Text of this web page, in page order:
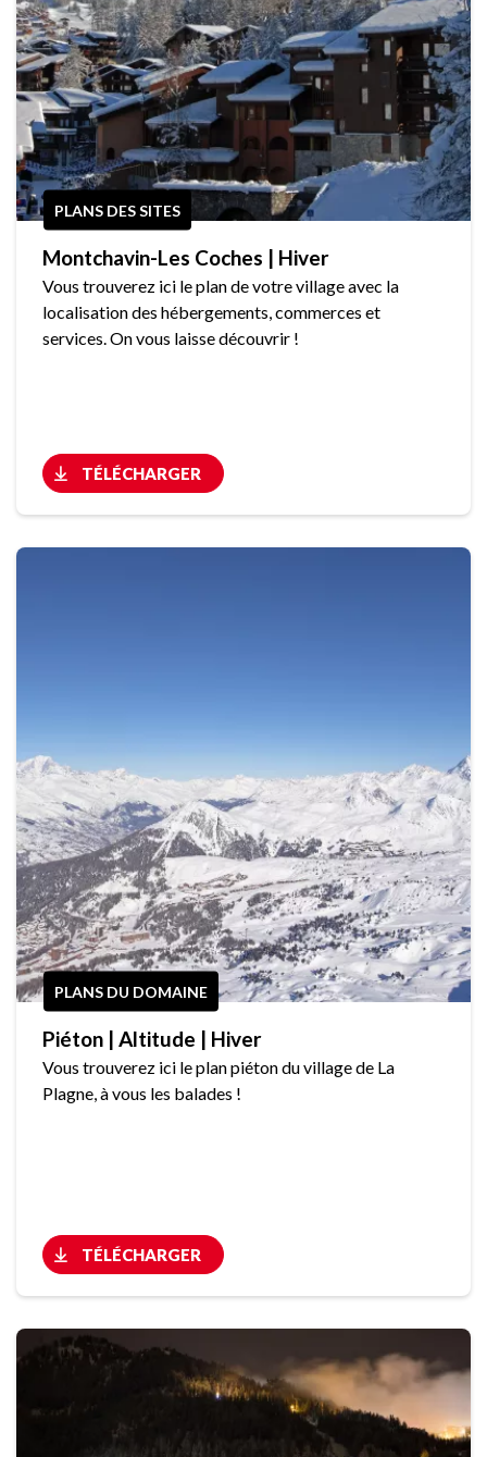
PLANS DES SITES
Montchavin-Les Coches | Hiver
Vous trouverez ici le plan de votre village avec la
localisation des hébergements, commerces et
services. On vous laisse découvrir !
TÉLÉCHARGER
PLANS DU DOMAINE
Piéton | Altitude | Hiver
Vous trouverez ici le plan piéton du village de La
Plagne, à vous les balades !
TÉLÉCHARGER